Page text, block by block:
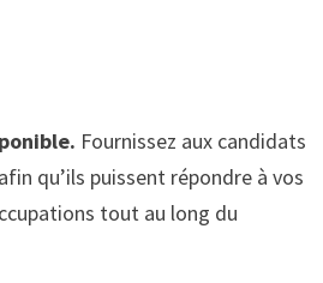
Fournissez aux candidats
qu’ils puissent répondre à vos
tout au long du